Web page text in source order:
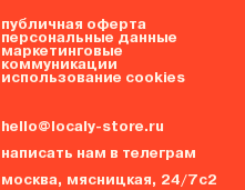
публичная оферта
персональные данные
маркетинговые
коммуникации
использование cookies
hello@localy-store.ru
написать нам в телеграм
москва, мясницкая, 24/7с2